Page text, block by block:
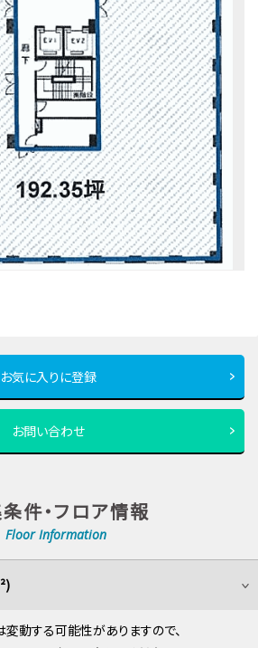
お気に入りに登録
お問い合わせ
件・フロア情報
Floor Information
動する可能性がありますので、